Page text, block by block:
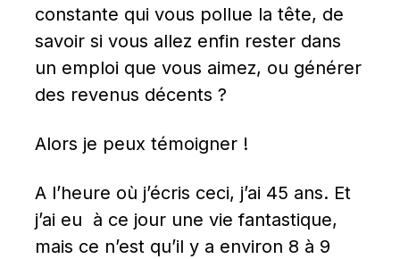
constante qui vous pollue la tête, de
savoir si vous allez enfin rester dans
un emploi que vous aimez, ou générer
des revenus décents ?
Alors je peux témoigner !
A l’heure où j’écris ceci, j’ai 45 ans. Et
j’ai eu  à ce jour une vie fantastique,
mais ce n’est qu’il y a environ 8 à 9